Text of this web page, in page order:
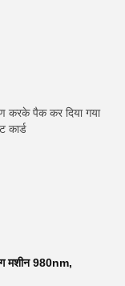
करके पैक कर दिया गया
कार्ड
मशीन 980nm,